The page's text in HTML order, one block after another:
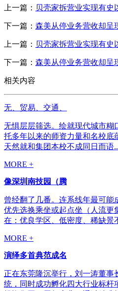
上一篇： 贝壳家拆营业实现有史
下一篇： 森美从停业务营收却呈
上一篇： 贝壳家拆营业实现有史
下一篇： 森美从停业务营收却呈
相关内容
无、贸易、交通、
无惧层层筛选。绘就现代城市糊
托多年以来的师资力量和名校底
天然就和集团本校不成同日而语
MORE +
像深圳南技园（腾
曾经翻了几番。连系线年最可能
优先选换乘坐或起点坐（人流更
在：优良学区、低密度、稀缺景
MORE +
演绎多首典范成名
正在东莞隆沉举行，刘一涛董事
统，同时成功孵化四大行业标杆